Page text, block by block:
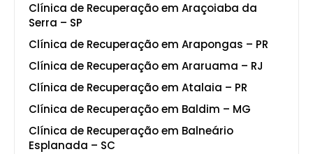
Clínica de Recuperação em Araçoiaba da
Serra – SP
Clínica de Recuperação em Arapongas – PR
Clínica de Recuperação em Araruama – RJ
Clínica de Recuperação em Atalaia – PR
Clínica de Recuperação em Baldim – MG
Clínica de Recuperação em Balneário
Esplanada – SC